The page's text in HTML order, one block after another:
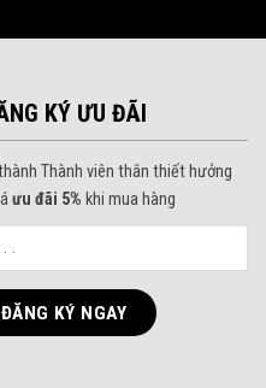
KÝ ƯU ĐÃI
Thành viên thân thiết hưởng
ưu đãi 5% khi mua hàng